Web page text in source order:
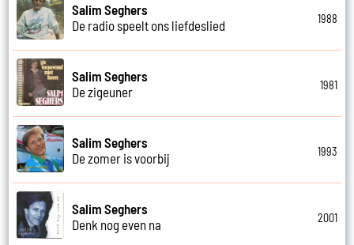
Salim Seghers
De radio speelt ons liefdeslied
1988
Salim Seghers
De zigeuner
1981
Salim Seghers
De zomer is voorbij
1993
Salim Seghers
Denk nog even na
2001